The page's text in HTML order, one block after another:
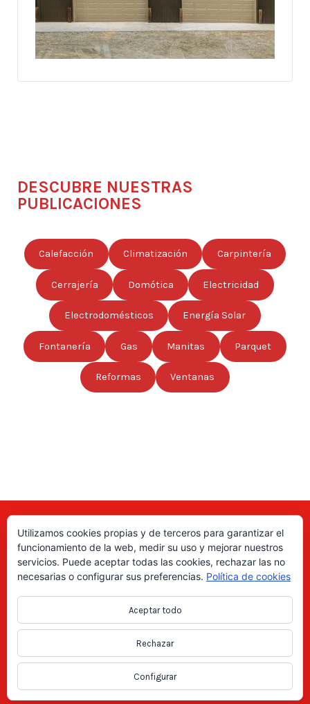
DESCUBRE NUESTRAS
PUBLICACIONES
Calefacción Climatización Carpintería
Cerrajería Domótica Electricidad
Electrodomésticos Energía Solar
Fontanería Gas Manitas Parquet
Reformas Ventanas
Aquí puede encontrar las direcciones de empresas, autónomos,
fabricantes locales, asociaciones, etc; de todo el país. ¡Valore sus
productos y servicios para ayudar a los usuarios a tomar la decisión
ofertas de trabajo y empleo que se anuncian en el directorio y
consiga trabajos según le interese, en los anuncios locales.
Copyright Directorio Mahico Soluciones © 2021. Todos los derechos
reservados -Aviso legal|Política de privacidad|Cookies
Utilizamos cookies propias y de terceros para garantizar el
funcionamiento de la web, medir su uso y mejorar nuestros
servicios. Puede aceptar todas las cookies, rechazar las no
necesarias o configurar sus preferencias. Política de cookies
Aceptar todo
Rechazar
Configurar